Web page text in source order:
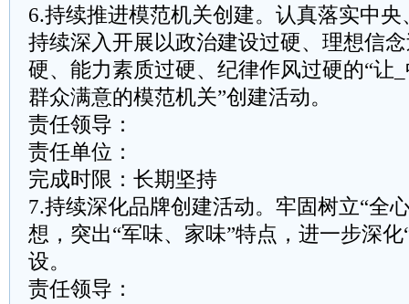
6.持续推进模范机关创建。认真落实中
持续深入开展以政治建设过硬、理想信
硬、能力素质过硬、纪律作风过硬的“让
群众满意的模范机关”创建活动。
责任领导：
责任单位：
完成时限：长期坚持
7.持续深化品牌创建活动。牢固树立“全
想，突出“军味、家味”特点，进一步深
设。
责任领导：